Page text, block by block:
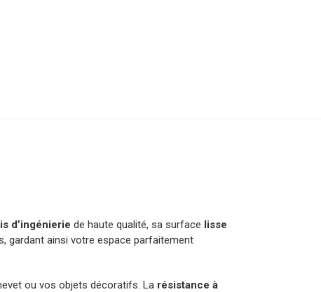
d’ingénierie de haute qualité, sa surface lisse
gardant ainsi votre espace parfaitement
ou vos objets décoratifs. La résistance à